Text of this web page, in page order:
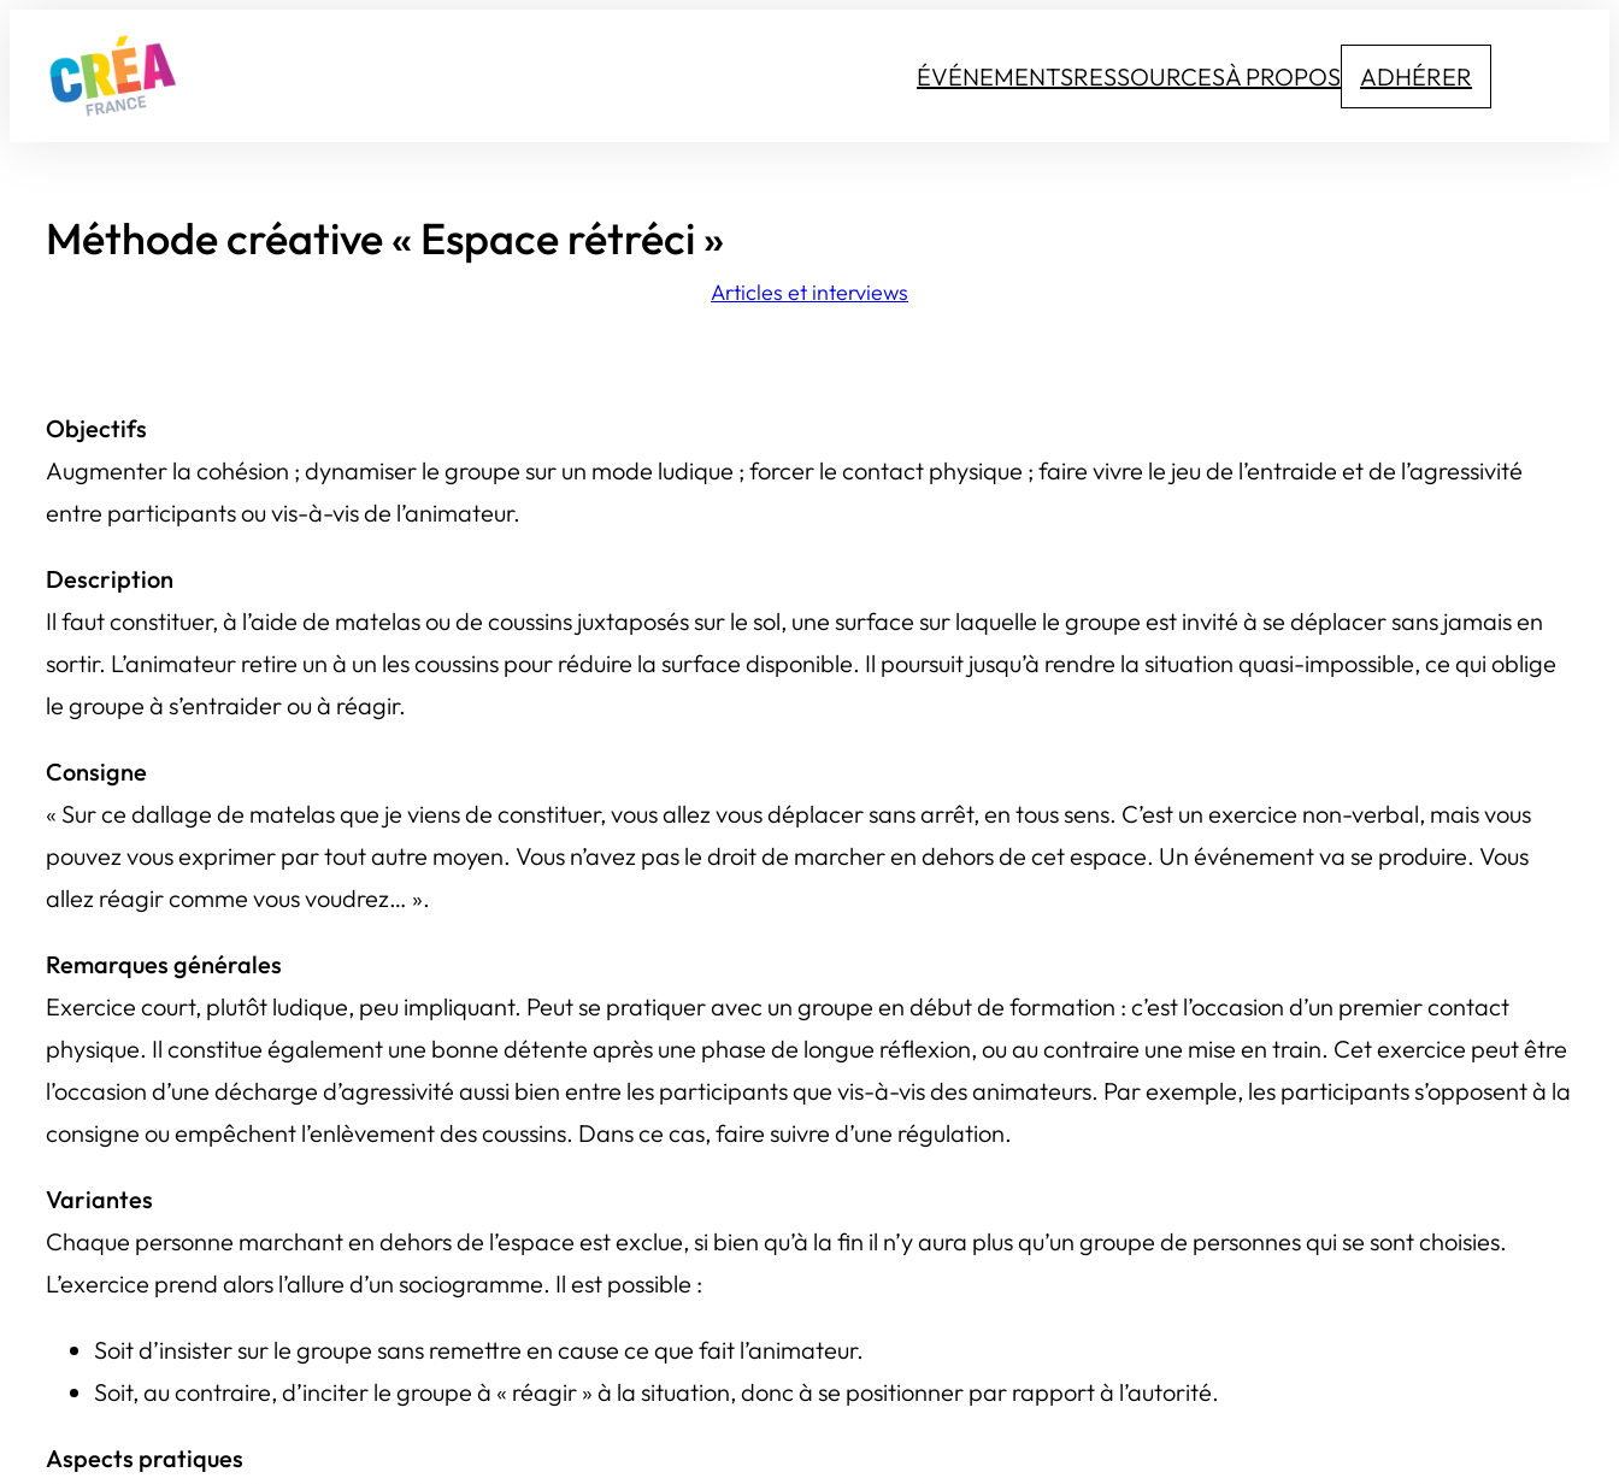
contenu
ÉVÉNEMENTSRESSOURCESÀ PROPOS ADHÉRER
Méthode créative « Espace rétréci »
Articles et interviews
Objectifs
Augmenter la cohésion ; dynamiser le groupe sur un mode ludique ; forcer le contact physique ; faire vivre le jeu de l’entraide et de l’agressivité
entre participants ou vis-à-vis de l’animateur.
Description
Il faut constituer, à l’aide de matelas ou de coussins juxtaposés sur le sol, une surface sur laquelle le groupe est invité à se déplacer sans jamais en
sortir. L’animateur retire un à un les coussins pour réduire la surface disponible. Il poursuit jusqu’à rendre la situation quasi-impossible, ce qui oblige
le groupe à s’entraider ou à réagir.
Consigne
« Sur ce dallage de matelas que je viens de constituer, vous allez vous déplacer sans arrêt, en tous sens. C’est un exercice non-verbal, mais vous
pouvez vous exprimer par tout autre moyen. Vous n’avez pas le droit de marcher en dehors de cet espace. Un événement va se produire. Vous
allez réagir comme vous voudrez… ».
Remarques générales
Exercice court, plutôt ludique, peu impliquant. Peut se pratiquer avec un groupe en début de formation : c’est l’occasion d’un premier contact
physique. Il constitue également une bonne détente après une phase de longue réflexion, ou au contraire une mise en train. Cet exercice peut être
l’occasion d’une décharge d’agressivité aussi bien entre les participants que vis-à-vis des animateurs. Par exemple, les participants s’opposent à la
consigne ou empêchent l’enlèvement des coussins. Dans ce cas, faire suivre d’une régulation.
Variantes
Chaque personne marchant en dehors de l’espace est exclue, si bien qu’à la fin il n’y aura plus qu’un groupe de personnes qui se sont choisies.
L’exercice prend alors l’allure d’un sociogramme. Il est possible :
Soit d’insister sur le groupe sans remettre en cause ce que fait l’animateur.
Soit, au contraire, d’inciter le groupe à « réagir » à la situation, donc à se positionner par rapport à l’autorité.
Aspects pratiques